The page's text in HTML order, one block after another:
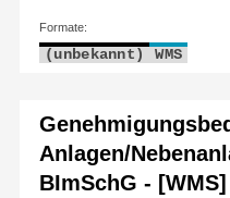
Formate:
(unbekannt) WMS
Anlagen/
BImSchG - [WMS]